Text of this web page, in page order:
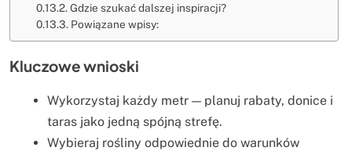
Gdzie szukać dalszej inspiracji?
Powiązane wpisy:
Kluczowe wnioski
Wykorzystaj każdy metr — planuj rabaty, donice i
taras jako jedną spójną strefę.
Wybieraj rośliny odpowiednie do warunków